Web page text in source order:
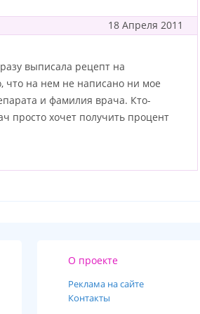
18 Апреля 2011
выписала рецепт на
что на нем не написано ни мое
и фамилия врача. Кто-
просто хочет получить процент
О проекте
Реклама на сайте
Контакты